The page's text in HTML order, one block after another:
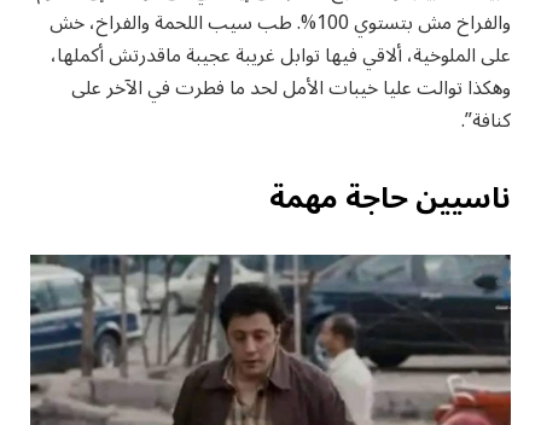
والفراخ مش بتستوي 100%. طب سيب اللحمة والفراخ، خش
على الملوخية، ألاقي فيها توابل غريبة عجيبة ماقدرتش أكملها،
وهكذا توالت عليا خيبات الأمل لحد ما فطرت في الآخر على
كنافة”.
ناسيين حاجة مهمة